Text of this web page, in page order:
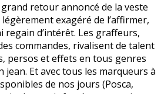
grand retour annoncé de la veste
exagéré de l’affirmer,
regain d’intérêt. Les graffeurs,
commandes, rivalisent de talent
persos et effets en tous genres
Et avec tous les marqueurs à
de nos jours (Posca,